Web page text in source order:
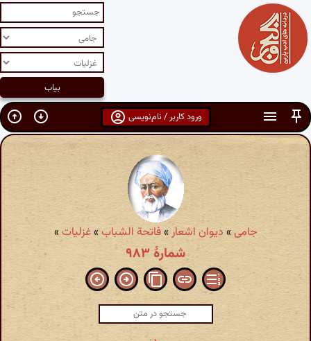
ورود کاربر / نام‌نویسی
جامی» دیوان اشعار»فاتحة الشباب»غزلیات»
شمارهٔ ۹۸۳